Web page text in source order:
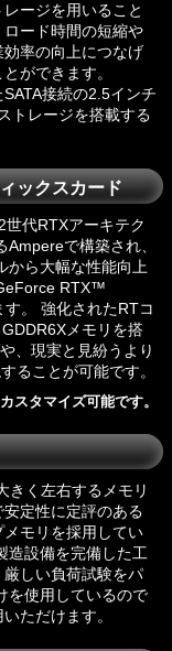
レージを用いること
ロード時間の短縮や
効率の向上につなげ
とができます。
SATA接続の2.5インチ
トレージを搭載する
ックスカード
世代RTXアーキテク
Ampereで構築され、
から大幅な性能向上
RTX™
。 強化されたRTコ
メモリを搭
、現実と見紛うより
ることが可能です。
スタマイズ可能です。
きく左右するメモリ
定性に定評のある
メモリを採用してい
造設備を完備した工
しい負荷試験をパ
を使用しているので
ただけます。